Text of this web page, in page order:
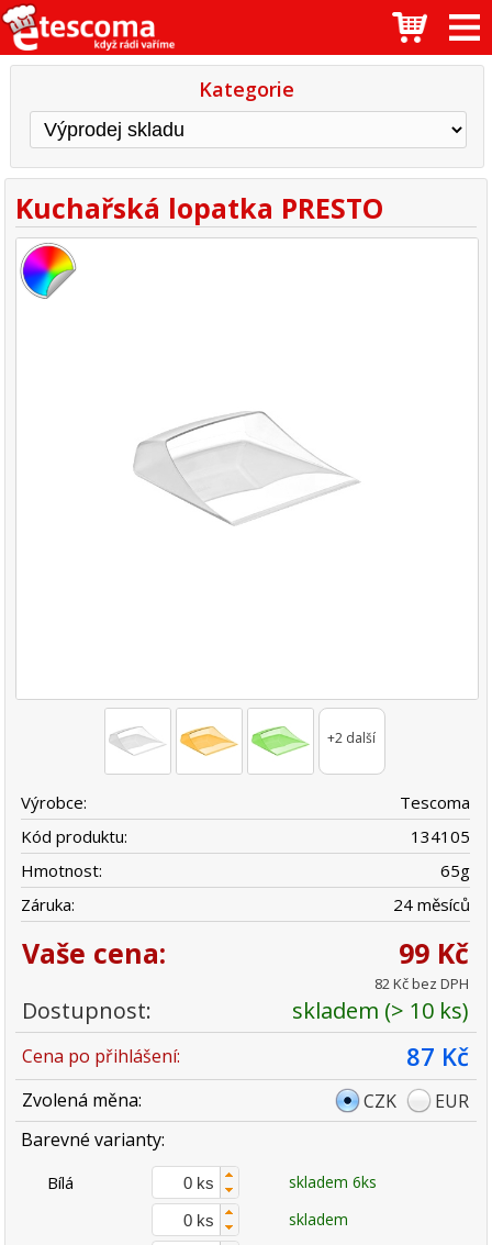
Kategorie
Kuchařská lopatka PRESTO
+2 další
Výrobce:
Tescoma
Kód produktu:
134105
Hmotnost:
65g
Záruka:
24 měsíců
Vaše cena: 99 Kč
82 Kč bez DPH
Dostupnost: skladem (> 10 ks)
Cena po přihlášení: 87 Kč
Zvolená měna: CZK
EUR
Barevné varianty:
Bílá
skladem 6ks
skladem